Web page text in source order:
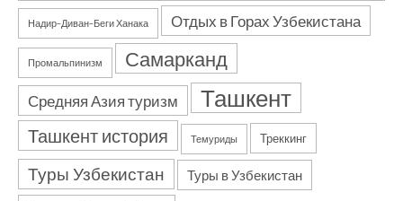
Надир–Диван–Беги Ханака Отдых в Горах Узбекистана
Промальпинизм Самарканд
Средняя Азия туризм Ташкент
Ташкент история Темуриды Треккинг
Туры Узбекистан Туры в Узбекистан